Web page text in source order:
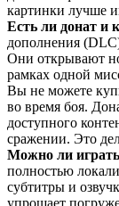
картинки лучше
Есть ли донат и
дополнения
Они открывают
рамках одной
Вы не можете
во время боя.
доступного
сражении. Это
Можно ли играть
полностью
субтитры и
упрощает